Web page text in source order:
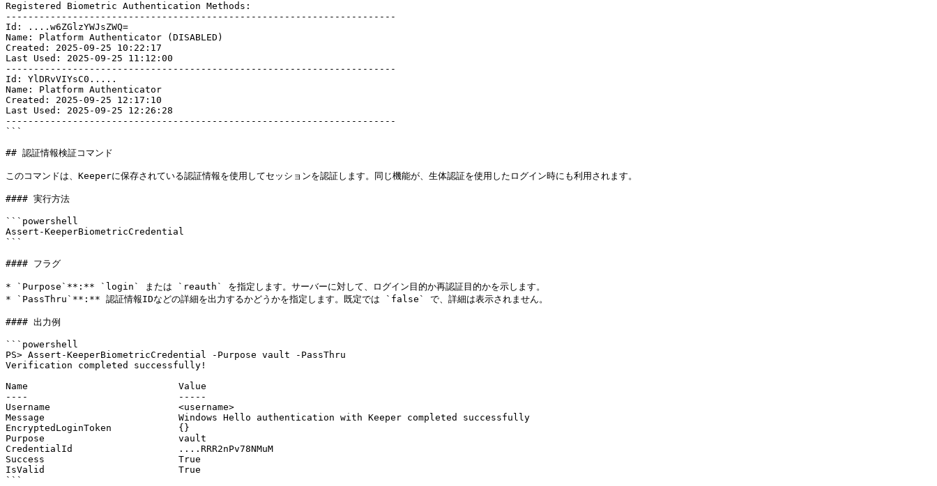
Registered Biometric Authentication Methods:
----------------------------------------------------------------------
Id: ....w6ZGlzYWJsZWQ=
Name: Platform Authenticator (DISABLED)
Created: 2025-09-25 10:22:17
Last Used: 2025-09-25 11:12:00
----------------------------------------------------------------------
Id: YlDRvVIYsC0.....
Name: Platform Authenticator
Created: 2025-09-25 12:17:10
Last Used: 2025-09-25 12:26:28
----------------------------------------------------------------------
```
## 認証情報検証コマンド
このコマンドは、Keeperに保存されている認証情報を使用してセッションを認証します。同じ機能が、生体認証を使用したログイン時にも利用されます。
#### 実行方法
```powershell
Assert-KeeperBiometricCredential
```
#### フラグ
* `Purpose`**:** `login` または `reauth` を指定します。サーバーに対して、ログイン目的か再認証目的かを示します。
* `PassThru`**:** 認証情報IDなどの詳細を出力するかどうかを指定します。既定では `false` で、詳細は表示されません。
#### 出力例
```powershell
PS> Assert-KeeperBiometricCredential -Purpose vault -PassThru
Verification completed successfully!
Name                           Value
----                           -----
Username                       <username>
Message                        Windows Hello authentication with Keeper completed successfully
EncryptedLoginToken            {}
Purpose                        vault
CredentialId                   ....RRR2nPv78NMuM
Success                        True
IsValid                        True
```